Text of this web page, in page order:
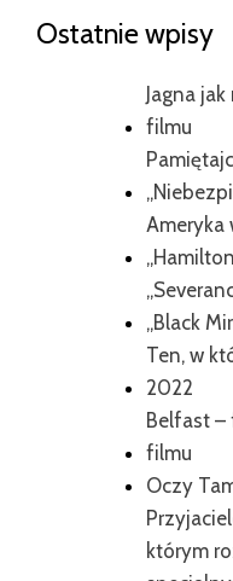
Ostatnie wpisy
Jagna
filmu
Ameryka
„Black
Ten, w
2022
Belfast –
filmu
Oczy
którym